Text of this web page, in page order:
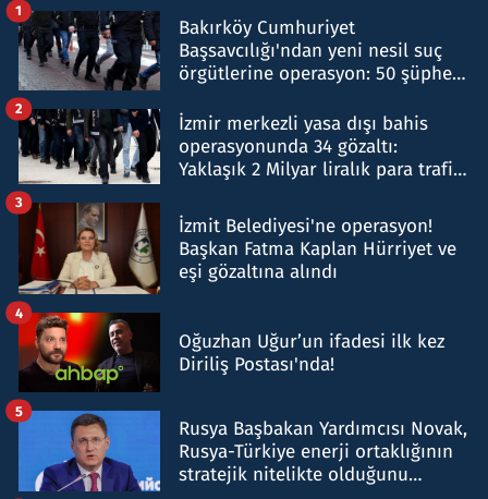
Bakırköy Cumhuriyet
Başsavcılığı'ndan yeni nesil suç
örgütlerine operasyon: 50 şüpheli
1
İzmir merkezli yasa dışı bahis
operasyonunda 34 gözaltı:
Yaklaşık 2 Milyar liralık para trafiği
2
İzmit Belediyesi'ne operasyon!
Başkan Fatma Kaplan Hürriyet ve
eşi gözaltına alındı
3
Oğuzhan Uğur’un ifadesi ilk kez
Diriliş Postası'nda!
4
Rusya Başbakan Yardımcısı Novak,
Rusya-Türkiye enerji ortaklığının
stratejik nitelikte olduğunu
5